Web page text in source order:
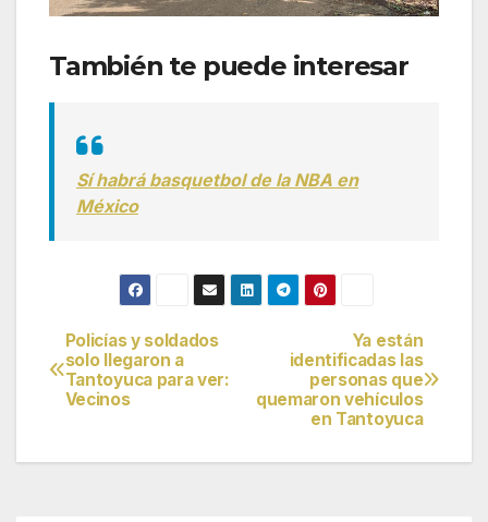
También te puede interesar
Sí habrá basquetbol de la NBA en
México
Navegación
de
Ya están
identificadas las
personas que
quemaron vehículos
en Tantoyuca
Policías y soldados
solo llegaron a
Tantoyuca para ver:
Vecinos